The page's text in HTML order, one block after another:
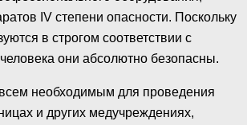
IV степени опасности. Поскольку
в строгом соответствии с
они абсолютно безопасны.
необходимым для проведения
и других медучреждениях,